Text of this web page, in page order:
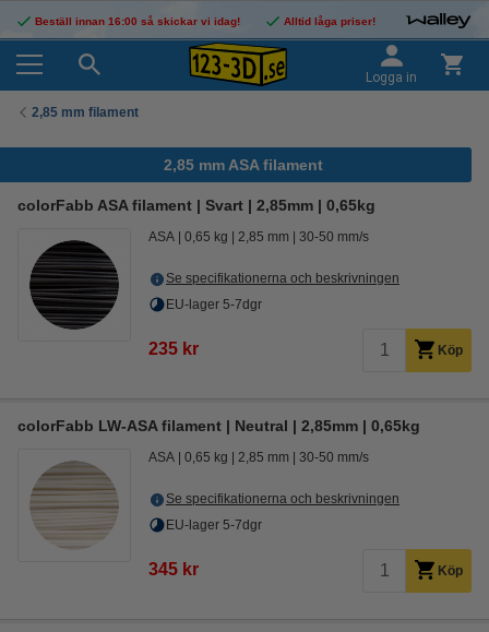
Beställ innan 16:00 så skickar vi idag! Alltid låga priser!
Logga in
2,85 mm filament
2,85 mm ASA filament
colorFabb ASA filament | Svart | 2,85mm | 0,65kg
ASA 0,65 kg 2,85 mm 30-50 mm/s
Se specifikationerna och beskrivningen
EU-lager 5-7dgr
235 kr Köp
colorFabb LW-ASA filament | Neutral | 2,85mm | 0,65kg
ASA 0,65 kg 2,85 mm 30-50 mm/s
Se specifikationerna och beskrivningen
EU-lager 5-7dgr
345 kr Köp